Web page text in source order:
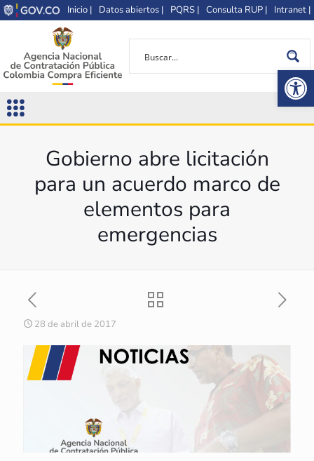
Inicio | Datos abiertos | PQRS | Consulta RUP | Intranet |
Gobierno abre licitación
para un acuerdo marco de
elementos para
emergencias
28 de abril de 2017